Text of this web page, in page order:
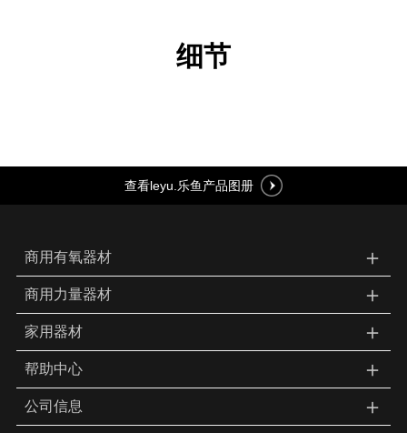
细节
查看leyu.乐鱼产品图册
商用有氧器材 ＋
商用力量器材 ＋
家用器材 ＋
帮助中心 ＋
公司信息
＋